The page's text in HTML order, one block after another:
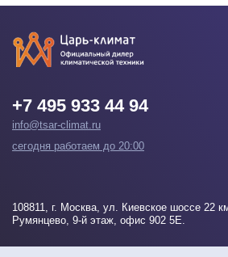
+7 495 933 44 94
info@tsar-climat.ru
сегодня работаем до 20:00
108811, г. Москва, ул. Киевское шоссе 22
Румянцево, 9-й этаж, офис 902 5Е.